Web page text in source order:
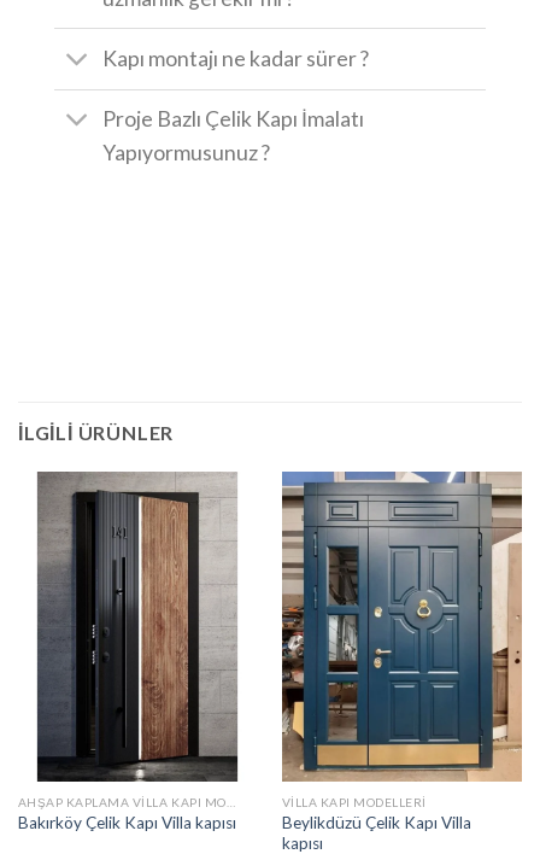
Kapı montajı ne kadar sürer ?
Proje Bazlı Çelik Kapı İmalatı
Yapıyormusunuz ?
İLGILI ÜRÜNLER
Bakırköy Çelik Kapı Villa kapısı
VILLA KAPI MODELLERI
Beylikdüzü Çelik Kapı Villa
kapısı